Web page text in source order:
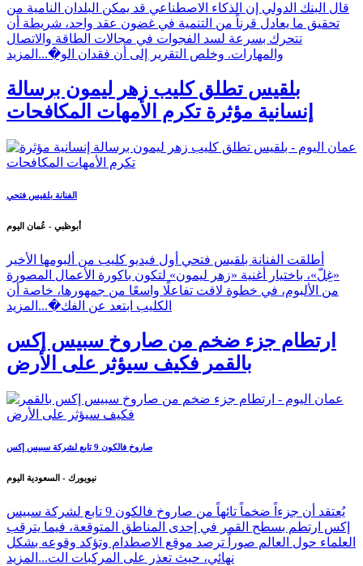
قال البنك الدولي إن الذكاء الاصطناعي قد يمكن البلدان النامية من
تحقيق ما يعادل قرناً من التنمية في غضون عقد واحد، شريطة أن
تتحرك بسرعة لسد الفجوات في مجالات الطاقة والاتصال
والمهارات. وخلص التقرير إلى أن فقدان الو�... المزيد
بلقيس تطلق كليب زهر ليمون برسالة
إنسانية مؤثرة تكرم الأمهات المكافحات
الفنانة بلقيس فتحي
أبوظبي - عُمان اليوم
أطلقت الفنانة بلقيس فتحي أول فيديو كليب من ألبومها الأخير
«غِلّ»، باختيار أغنية «زهر ليمون» لتكون باكورة الأعمال المصورة
من الألبوم، في خطوة لاقت تفاعلًا واسعًا من جمهورها، خاصة أن
الكليب ابتعد عن الفك�... المزيد
ارتطام جزء ضخم من صاروخ سبيس إكس
بالقمر فكيف سيؤثر على الأرض
صاروخ فالكون 9 تابع لشركة سبيس إكس
نيويورك - السعودية اليوم
يُعتقد أن جزءاً ضخماً تائهاً من صاروخ فالكون 9 تابع لشركة سبيس
إكس ارتطم بسطح القمر في إحدى المناطق المتوقعة، فيما يترقب
العلماء حول العالم صوراً ترصد موقع الاصطدام وتؤكد وقوعه بشكل
نهائي، حيث تعذر على المركبات الت... المزيد